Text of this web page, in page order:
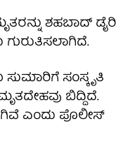
ಶಹಬಾದ್ ಡೈರಿ
ಸಂಸ್ಕೃತಿ
ಬಿದ್ದಿದೆ.
ಎಂದು ಪೊಲೀಸ್